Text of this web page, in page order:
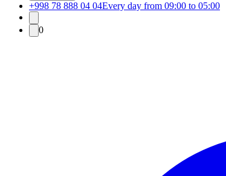
+998 78 888 04 04Every day from 09:00 to 05:00
0